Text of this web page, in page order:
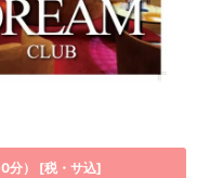
分） [税・サ込]